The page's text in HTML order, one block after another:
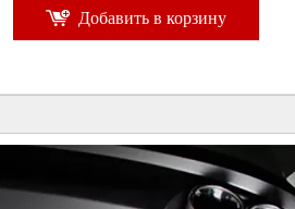
Добавить в корзину